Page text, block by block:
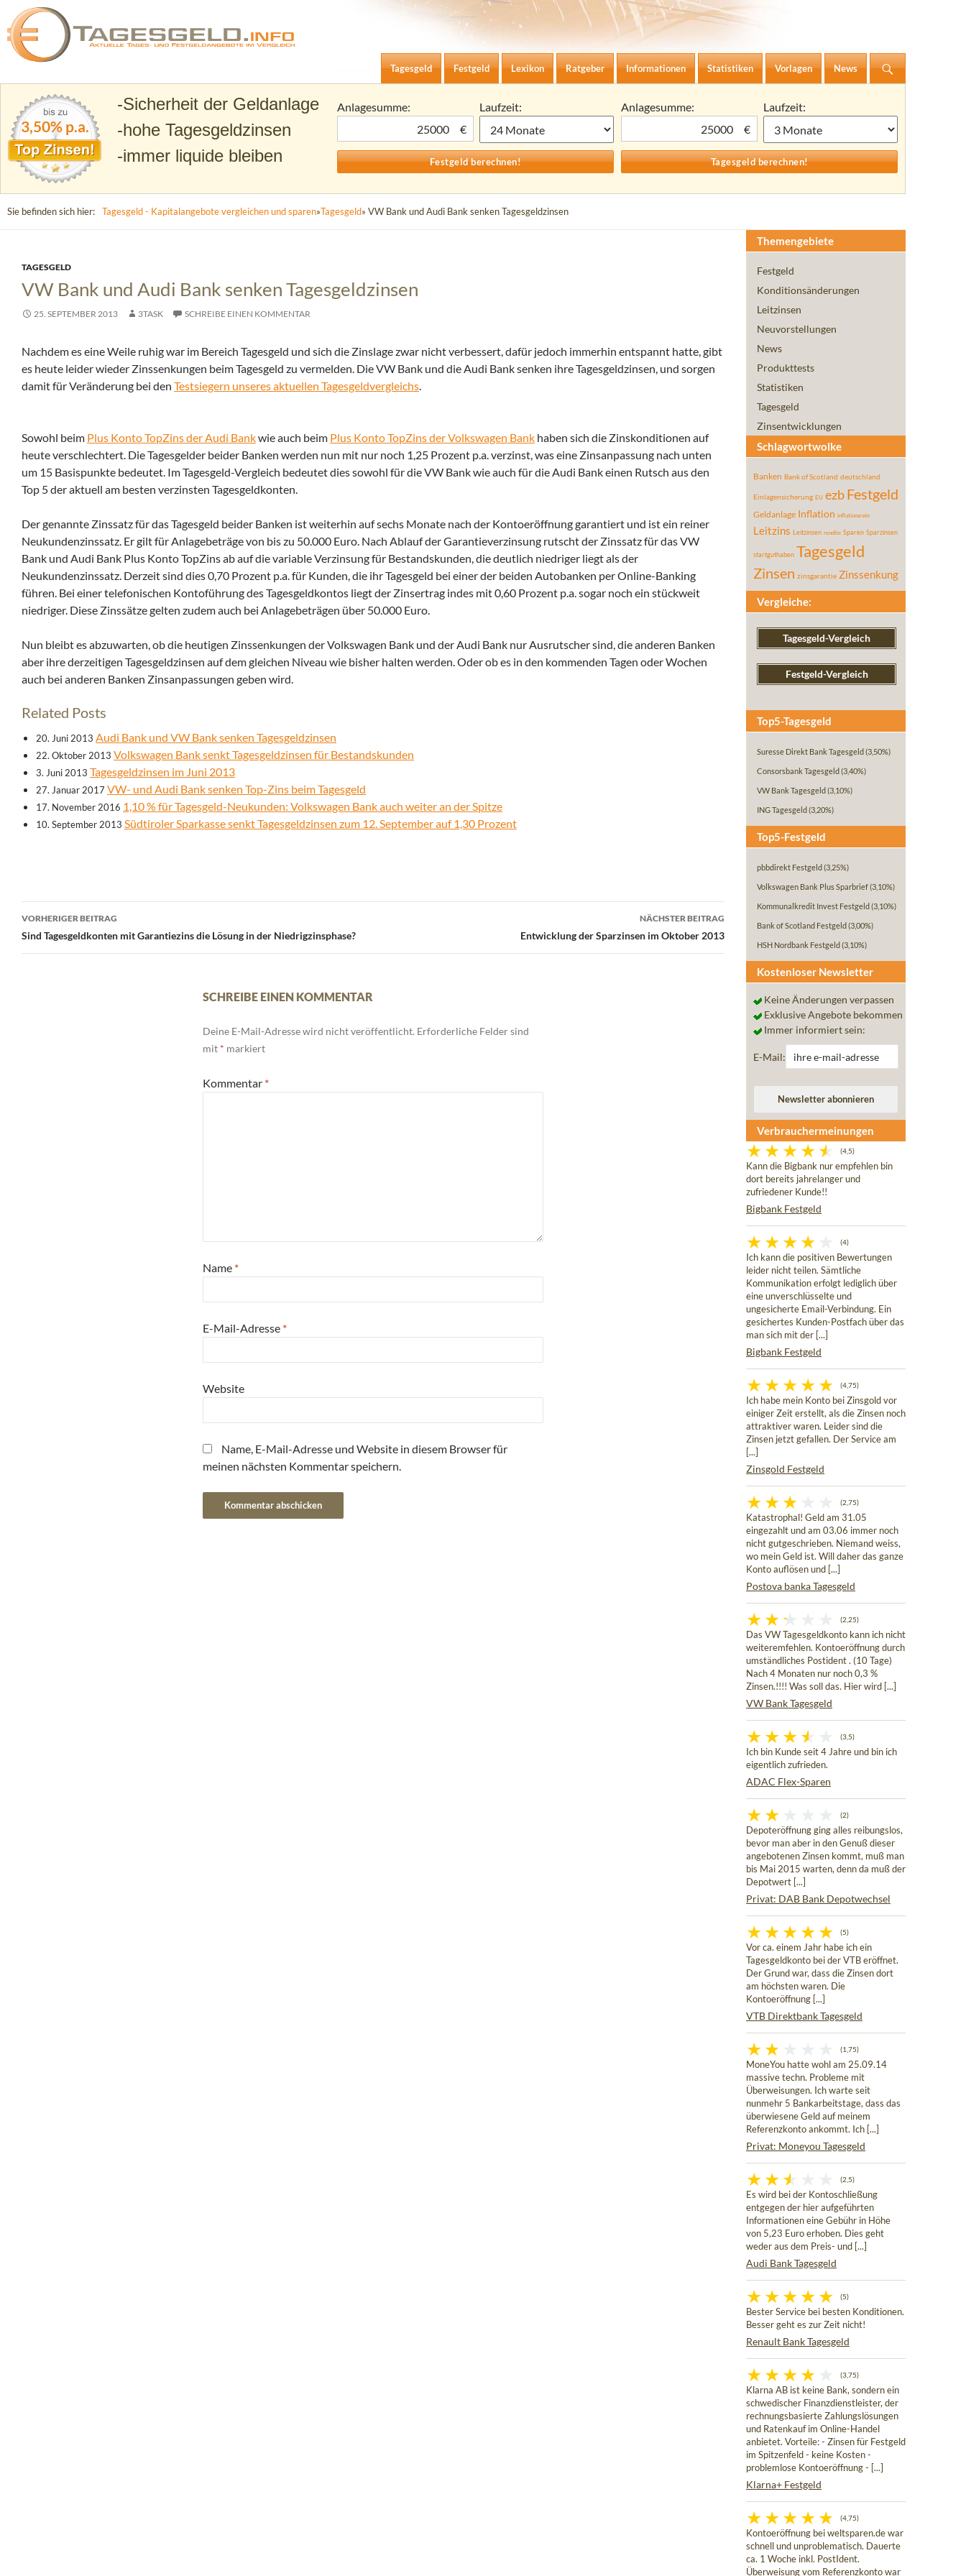
Tagesgeld.info – Tagesgeldkonten vergleichen und Tagesgeld-Zinsen berechnen
Zum Inhalt springen
Tagesgeld
Festgeld Lexikon Ratgeber Informationen Statistiken Vorlagen News
3,50% p.a.
Sicherheit der Geldanlage
hohe Tagesgeldzinsen
immer liquide bleiben
Anlagesumme:
€
Laufzeit:
Anlagesumme:
€
Laufzeit:
Sie befinden sich hier: Tagesgeld - Kapitalangebote vergleichen und sparen»Tagesgeld» VW Bank und Audi Bank senken Tagesgeldzinsen
TAGESGELD
VW Bank und Audi Bank senken Tagesgeldzinsen
25. SEPTEMBER 2013 3TASK SCHREIBE EINEN KOMMENTAR
Nachdem es eine Weile ruhig war im Bereich Tagesgeld und sich die Zinslage zwar nicht verbessert, dafür jedoch immerhin entspannt hatte, gibt
es heute leider wieder Zinssenkungen beim Tagesgeld zu vermelden. Die VW Bank und die Audi Bank senken ihre Tagesgeldzinsen, und sorgen
damit für Veränderung bei den Testsiegern unseres aktuellen Tagesgeldvergleichs.
Sowohl beim Plus Konto TopZins der Audi Bankwie auch beim Plus Konto TopZins der Volkswagen Bank haben sich die Zinskonditionen auf
heute verschlechtert. Die Tagesgelder beider Banken werden nun mit nur noch 1,25 Prozent p.a. verzinst, was eine Zinsanpassung nach unten
um 15 Basispunkte bedeutet. Im Tagesgeld-Vergleich bedeutet dies sowohl für die VW Bank wie auch für die Audi Bank einen Rutsch aus den
Top 5 der aktuell am besten verzinsten Tagesgeldkonten.
Der genannte Zinssatz für das Tagesgeld beider Banken ist weiterhin auf sechs Monate nach der Kontoeröffnung garantiert und ist ein reiner
Neukundenzinssatz. Er gilt für Anlagebeträge von bis zu 50.000 Euro. Nach Ablauf der Garantieverzinsung rutscht der Zinssatz für das VW
Bank und Audi Bank Plus Konto TopZins ab auf die variable Verzinsung für Bestandskunden, die deutlich niedriger liegt als der
Neukundenzinssatz. Derzeit sind dies 0,70 Prozent p.a. für Kunden, die ihr Tagesgeld bei einer der beiden Autobanken per Online-Banking
führen. Bei einer telefonischen Kontoführung des Tagesgeldkontos liegt der Zinsertrag indes mit 0,60 Prozent p.a. sogar noch ein stückweit
niedriger. Diese Zinssätze gelten zudem auch bei Anlagebeträgen über 50.000 Euro.
Nun bleibt es abzuwarten, ob die heutigen Zinssenkungen der Volkswagen Bank und der Audi Bank nur Ausrutscher sind, die anderen Banken
aber ihre derzeitigen Tagesgeldzinsen auf dem gleichen Niveau wie bisher halten werden. Oder ob es in den kommenden Tagen oder Wochen
auch bei anderen Banken Zinsanpassungen geben wird.
Related Posts
20. Juni 2013 Audi Bank und VW Bank senken Tagesgeldzinsen
22. Oktober 2013 Volkswagen Bank senkt Tagesgeldzinsen für Bestandskunden
3. Juni 2013 Tagesgeldzinsen im Juni 2013
27. Januar 2017 VW- und Audi Bank senken Top-Zins beim Tagesgeld
17. November 2016 1,10 % für Tagesgeld-Neukunden: Volkswagen Bank auch weiter an der Spitze
10. September 2013 Südtiroler Sparkasse senkt Tagesgeldzinsen zum 12. September auf 1,30 Prozent
Beitrags-
Navigation
VORHERIGER BEITRAG
Sind Tagesgeldkonten mit Garantiezins die Lösung in der Niedrigzinsphase?
NÄCHSTER BEITRAG
Entwicklung der Sparzinsen im Oktober 2013
SCHREIBE EINEN KOMMENTAR
Deine E-Mail-Adresse wird nicht veröffentlicht. Erforderliche Felder sind
mit * markiert
Kommentar *
Name *
E-Mail-Adresse *
Website
Name, E-Mail-Adresse und Website in diesem Browser für
meinen nächsten Kommentar speichern.
Themengebiete
Festgeld
Konditionsänderungen
Leitzinsen
Neuvorstellungen
News
Produkttests
Statistiken
Tagesgeld
Zinsentwicklungen
Schlagwortwolke
Banken Bank of Scotland deutschland
Einlagensicherung EU ezbFestgeld
Geldanlage Inflation inflationsrate
Leitzins Leitzinsen rendite Sparen Sparzinsen
startguthaben Tagesgeld
Zinsen zinsgarantie Zinssenkung
Vergleiche:
Tagesgeld-Vergleich
Festgeld-Vergleich
Top5-Tagesgeld
Suresse Direkt Bank Tagesgeld (3,50%)
Consorsbank Tagesgeld (3,40%)
VW Bank Tagesgeld (3,10%)
ING Tagesgeld (3,20%)
Top5-Festgeld
pbbdirekt Festgeld (3,25%)
Volkswagen Bank Plus Sparbrief(3,10%)
Kommunalkredit Invest Festgeld (3,10%)
Bank of Scotland Festgeld (3,00%)
HSH Nordbank Festgeld (3,10%)
Kostenloser Newsletter
Keine Änderungen verpassen
Exklusive Angebote bekommen
Immer informiert sein:
E-Mail:
Verbrauchermeinungen
(4,5)
Kann die Bigbank nur empfehlen bin
dort bereits jahrelanger und
zufriedener Kunde!!
Bigbank Festgeld
(4)
Ich kann die positiven Bewertungen
leider nicht teilen. Sämtliche
Kommunikation erfolgt lediglich über
eine unverschlüsselte und
ungesicherte Email-Verbindung. Ein
gesichertes Kunden-Postfach über das
man sich mit der [...]
Bigbank Festgeld
(4,75)
Ich habe mein Konto bei Zinsgold vor
einiger Zeit erstellt, als die Zinsen noch
attraktiver waren. Leider sind die
Zinsen jetzt gefallen. Der Service am
[...]
Zinsgold Festgeld
(2,75)
Katastrophal! Geld am 31.05
eingezahlt und am 03.06 immer noch
nicht gutgeschrieben. Niemand weiss,
wo mein Geld ist. Will daher das ganze
Konto auflösen und [...]
Postova banka Tagesgeld
(2,25)
Das VW Tagesgeldkonto kann ich nicht
weiteremfehlen. Kontoeröffnung durch
umständliches Postident . (10 Tage)
Nach 4 Monaten nur noch 0,3 %
Zinsen.!!!! Was soll das. Hier wird [...]
VW Bank Tagesgeld
(3,5)
Ich bin Kunde seit 4 Jahre und bin ich
eigentlich zufrieden.
ADAC Flex-Sparen
(2)
Depoteröffnung ging alles reibungslos,
bevor man aber in den Genuß dieser
angebotenen Zinsen kommt, muß man
bis Mai 2015 warten, denn da muß der
Depotwert [...]
Privat: DAB Bank Depotwechsel
(5)
Vor ca. einem Jahr habe ich ein
Tagesgeldkonto bei der VTB eröffnet.
Der Grund war, dass die Zinsen dort
am höchsten waren. Die
Kontoeröffnung [...]
VTB Direktbank Tagesgeld
(1,75)
MoneYou hatte wohl am 25.09.14
massive techn. Probleme mit
Überweisungen. Ich warte seit
nunmehr 5 Bankarbeitstage, dass das
überwiesene Geld auf meinem
Referenzkonto ankommt. Ich [...]
Privat: Moneyou Tagesgeld
(2,5)
Es wird bei der Kontoschließung
entgegen der hier aufgeführten
Informationen eine Gebühr in Höhe
von 5,23 Euro erhoben. Dies geht
weder aus dem Preis- und [...]
Audi Bank Tagesgeld
(5)
Bester Service bei besten Konditionen.
Besser geht es zur Zeit nicht!
Renault Bank Tagesgeld
(3,75)
Klarna AB ist keine Bank, sondern ein
schwedischer Finanzdienstleister, der
rechnungsbasierte Zahlungslösungen
und Ratenkauf im Online-Handel
anbietet. Vorteile: - Zinsen für Festgeld
im Spitzenfeld - keine Kosten -
problemlose Kontoeröffnung - [...]
Klarna+ Festgeld
(4,75)
Kontoeröffnung bei weltsparen.de war
schnell und unproblematisch. Dauerte
ca. 1 Woche inkl. PostIdent.
Überweisung vom Referenzkonto war